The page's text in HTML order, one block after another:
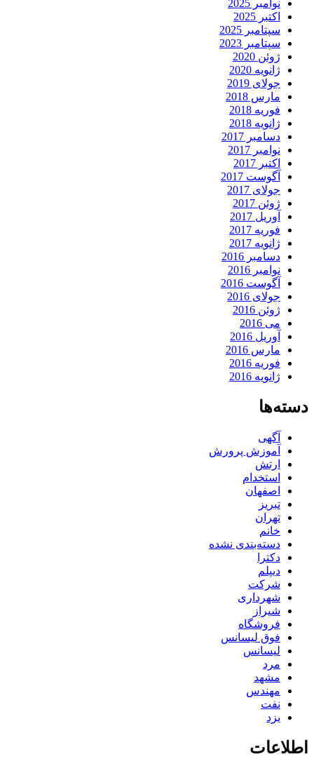
نوامبر 2025
اکتبر 2025
سپتامبر 2025
سپتامبر 2023
ژوئن 2020
ژانویه 2020
جولای 2019
مارس 2018
فوریه 2018
ژانویه 2018
دسامبر 2017
نوامبر 2017
اکتبر 2017
آگوست 2017
جولای 2017
ژوئن 2017
آوریل 2017
فوریه 2017
ژانویه 2017
دسامبر 2016
نوامبر 2016
آگوست 2016
جولای 2016
ژوئن 2016
می 2016
آوریل 2016
مارس 2016
فوریه 2016
ژانویه 2016
دسته‌ها
آگهی
آموزش پرورش
ارتش
استخدام
اصفهان
تبریز
تهران
خانم
دسته‌بندی نشده
دکترا
دیپلم
شرکت
شهرداری
شیراز
فروشگاه
فوق لیسانس
لیسانس
مرد
مشهد
مهندس
نفت
یزد
اطلاعات